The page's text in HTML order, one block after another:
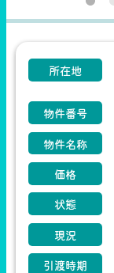
所在地
物件番号
物件名称
価格
状態
現況
引渡時期